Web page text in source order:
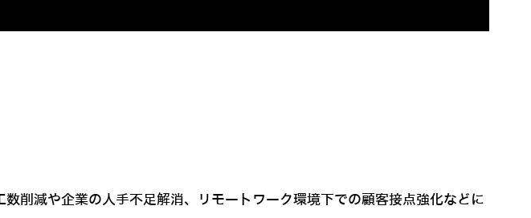
削減や企業の人手不足解消、リモートワーク環境下での顧客接点強化などに